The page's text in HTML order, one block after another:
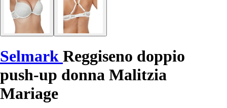
Selmark Reggiseno doppio
push-up donna Malitzia
Mariage